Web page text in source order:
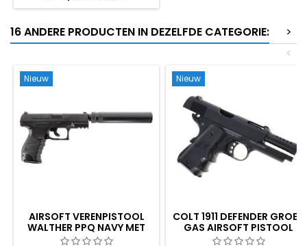
consistente 5,95mm
voeding.
16 ANDERE PRODUCTEN IN DEZELFDE CATEGORIE:
>
<
Nieuw
AIRSOFT VERENPISTOOL
WALTHER PPQ NAVY MET
GELUIDDEMPER
Nieuw
COLT 1911 DEFENDER GROEN
GAS AIRSOFT PISTOOL